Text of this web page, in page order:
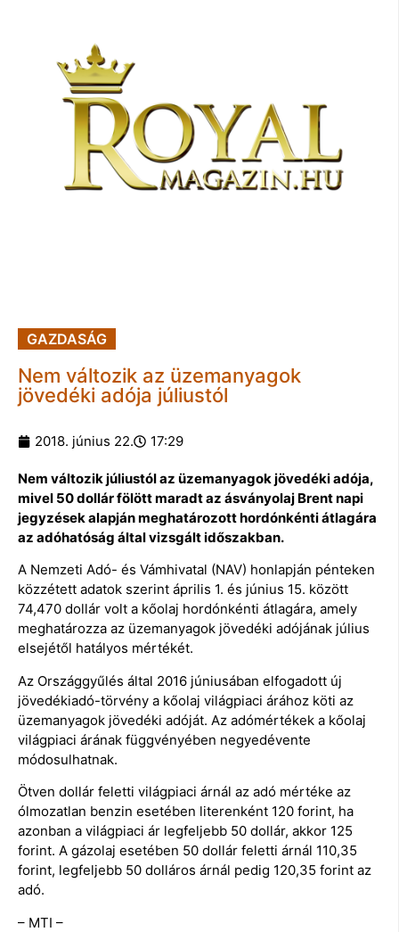
GAZDASÁG
Nem változik az üzemanyagok
jövedéki adója júliustól
2018. június 22. 17:29
Nem változik júliustól az üzemanyagok jövedéki adója,
mivel 50 dollár fölött maradt az ásványolaj Brent napi
jegyzések alapján meghatározott hordónkénti átlagára
az adóhatóság által vizsgált időszakban.
A Nemzeti Adó- és Vámhivatal (NAV) honlapján pénteken
közzétett adatok szerint április 1. és június 15. között
74,470 dollár volt a kőolaj hordónkénti átlagára, amely
meghatározza az üzemanyagok jövedéki adójának július
elsejétől hatályos mértékét.
Az Országgyűlés által 2016 júniusában elfogadott új
jövedékiadó-törvény a kőolaj világpiaci árához köti az
üzemanyagok jövedéki adóját. Az adómértékek a kőolaj
világpiaci árának függvényében negyedévente
módosulhatnak.
Ötven dollár feletti világpiaci árnál az adó mértéke az
ólmozatlan benzin esetében literenként 120 forint, ha
azonban a világpiaci ár legfeljebb 50 dollár, akkor 125
forint. A gázolaj esetében 50 dollár feletti árnál 110,35
forint, legfeljebb 50 dolláros árnál pedig 120,35 forint az
adó.
– MTI –